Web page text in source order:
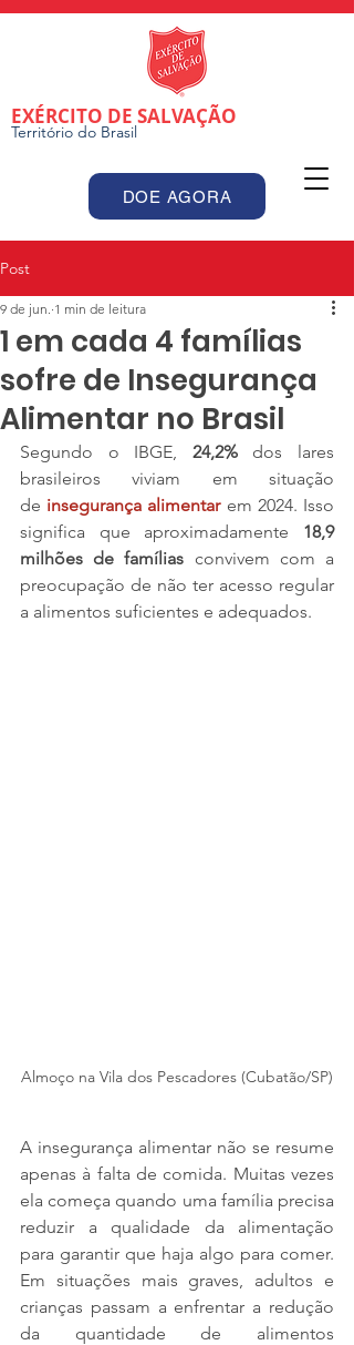
DOE AGORA
EXÉRCITO DE SALVAÇÃO
Território do Brasil
Post
1 em cada 4 famílias
sofre de Insegurança
Alimentar no Brasil
9 de jun. 1 min de leitura
Segundo o IBGE, 24,2% dos lares
brasileiros viviam em situação
de insegurança alimentar em 2024. Isso
significa que aproximadamente 18,9
milhões de famílias convivem com a
preocupação de não ter acesso regular
a alimentos suficientes e adequados.
Almoço na Vila dos Pescadores (Cubatão/SP)
A insegurança alimentar não se resume
apenas à falta de comida. Muitas vezes
ela começa quando uma família precisa
reduzir a qualidade da alimentação
para garantir que haja algo para comer.
Em situações mais graves, adultos e
crianças passam a enfrentar a redução
da quantidade de alimentos